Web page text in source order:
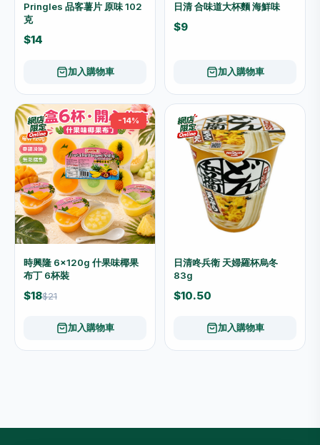
Pringles 品客薯片 原味 102
克
$14
加入購物車
日清 合味道大杯麵 海鮮味
$9
加入購物車
-14%
時興隆 6×120g 什果味椰果
布丁 6杯裝
$18$21
加入購物車
日清咚兵衛 天婦羅杯烏冬
83g
$10.50
加入購物車